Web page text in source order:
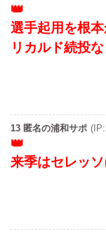
選手起用を根本
リカルド続投
13 匿名の浦和サポ
来季はセレッソ